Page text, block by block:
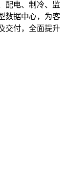
配电、制冷、监
数据中心，为客
交付，全面提升